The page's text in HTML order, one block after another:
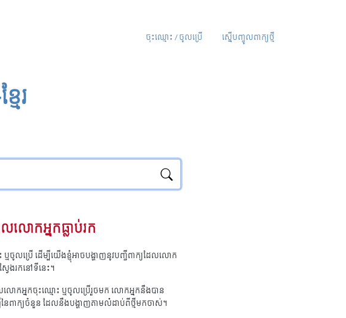
ចុះឈ្មោះ / ចូលប្រើ ស្នើបញ្ចូលពាក្យថ្មី
លោកអ្នកធ្លាប់រក
ចូលប្រើ ដើម្បីយើងខ្ញុំអាចបង្ហាញនូវបញ្ជីពាក្យដែលលោក
វែងរកនៅទីនេះ។
ោកអ្នកចុះឈ្មោះ ឬចូលប្រើរួចមក លោកអ្នកនឹងបាន
ៃពាក្យចំនួន ដែលនឹងបង្ហាញតាមលំដាប់ពីថ្មីមកចាស់។